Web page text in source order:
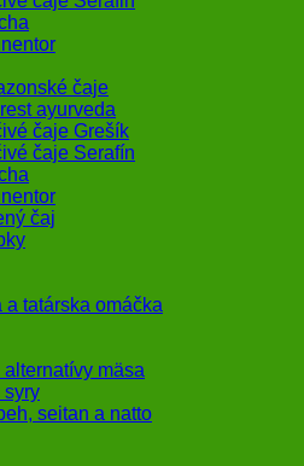
čaje
ayurveda
čaje Grešík
čaje Serafín
čaj
a tatárska omáčka
mäsa
syry
seitan a natto